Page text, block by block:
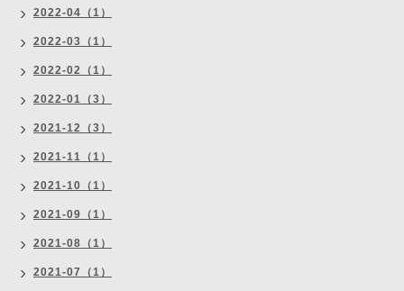
2022-04（1）
2022-03（1）
2022-02（1）
2022-01（3）
2021-12（3）
2021-11（1）
2021-10（1）
2021-09（1）
2021-08（1）
2021-07（1）